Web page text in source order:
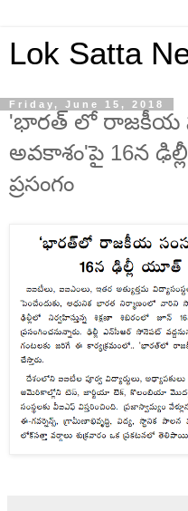
Lok Satta
Friday, June 15, 2018
'భారత్ లో రాజకీయ
అవకాశం'పై 16న
ప్రసంగం